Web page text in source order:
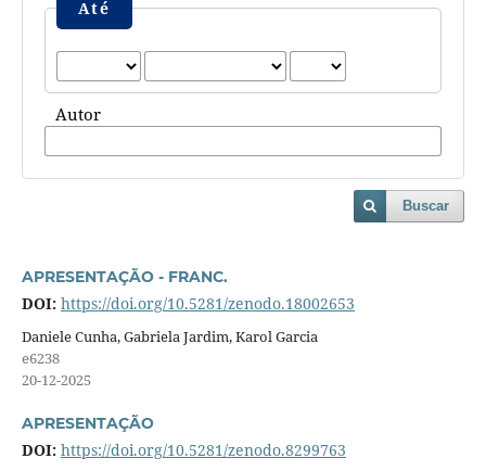
Até
Autor
Buscar
APRESENTAÇÃO - FRANC.
DOI: https://doi.org/10.5281/zenodo.18002653
Daniele Cunha, Gabriela Jardim, Karol Garcia
e6238
20-12-2025
APRESENTAÇÃO
DOI: https://doi.org/10.5281/zenodo.8299763